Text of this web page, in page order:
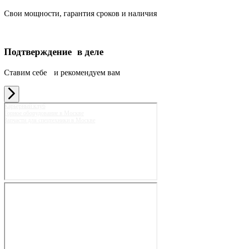
Свои мощности, гарантия сроков и наличия
Подтверждение в деле
Ставим себе и рекомендуем вам